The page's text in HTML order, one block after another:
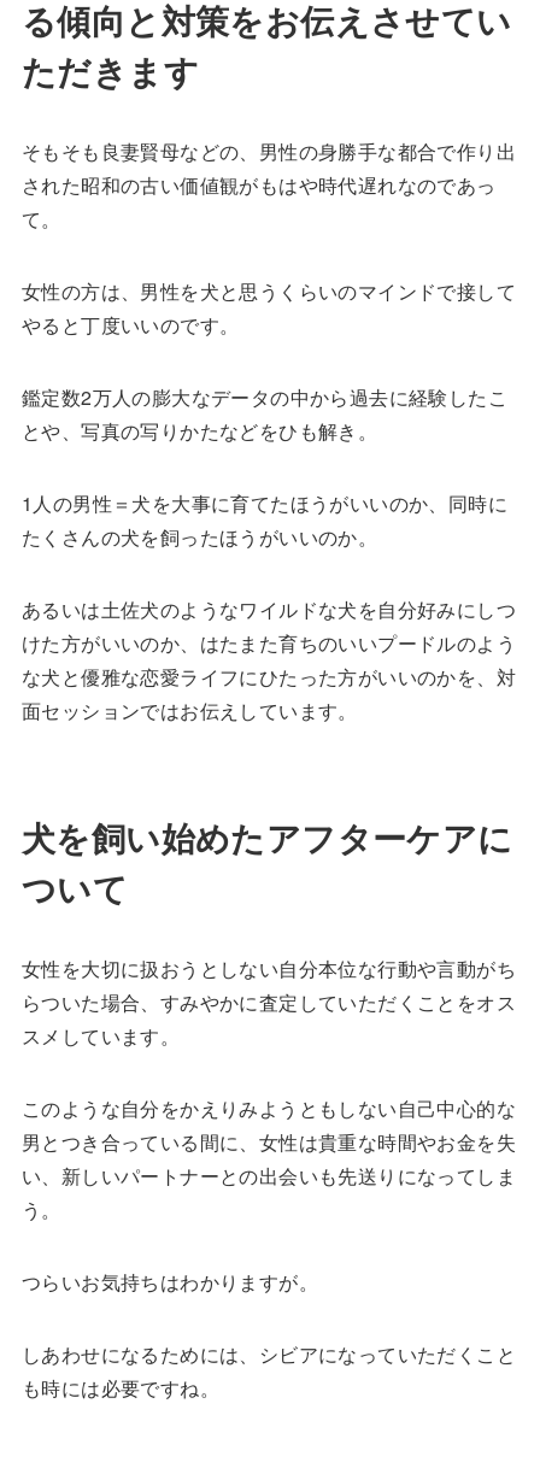
る傾向と対策をお伝えさせてい
ただきます
そもそも良妻賢母などの、男性の身勝手な都合で作り出
された昭和の古い価値観がもはや時代遅れなのであっ
て。
女性の方は、男性を犬と思うくらいのマインドで接して
やると丁度いいのです。
鑑定数2万人の膨大なデータの中から過去に経験したこ
とや、写真の写りかたなどをひも解き。
1人の男性＝犬を大事に育てたほうがいいのか、同時に
たくさんの犬を飼ったほうがいいのか。
あるいは土佐犬のようなワイルドな犬を自分好みにしつ
けた方がいいのか、はたまた育ちのいいプードルのよう
な犬と優雅な恋愛ライフにひたった方がいいのかを、対
面セッションではお伝えしています。
犬を飼い始めたアフターケアに
ついて
女性を大切に扱おうとしない自分本位な行動や言動がち
らついた場合、すみやかに査定していただくことをオス
スメしています。
このような自分をかえりみようともしない自己中心的な
男とつき合っている間に、女性は貴重な時間やお金を失
い、新しいパートナーとの出会いも先送りになってしま
う。
つらいお気持ちはわかりますが。
しあわせになるためには、シビアになっていただくこと
も時には必要ですね。